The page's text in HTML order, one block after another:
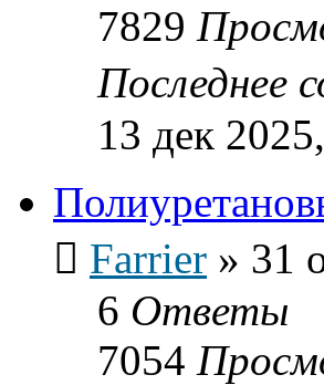
7829
Последнее
13 дек
Farrier » 31
6 Ответы
7054